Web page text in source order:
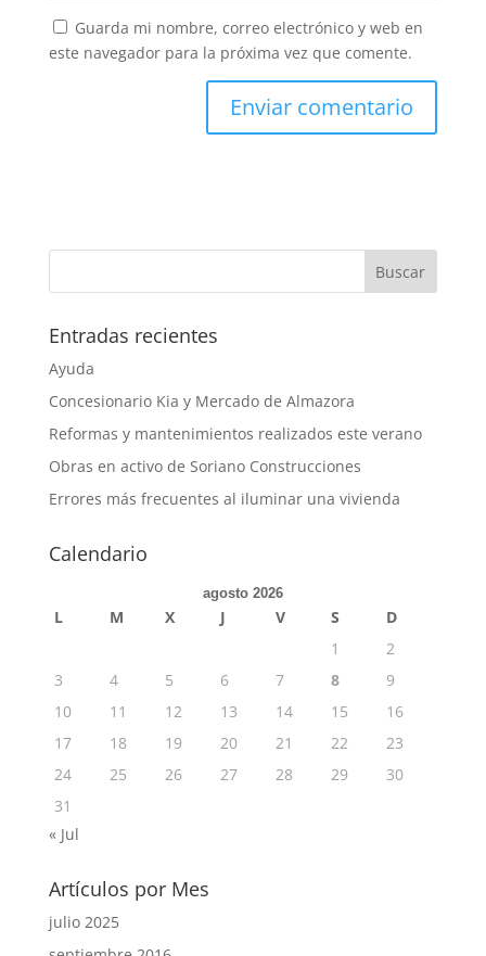
Guarda mi nombre, correo electrónico y web en
este navegador para la próxima vez que comente.
Entradas recientes
Ayuda
Concesionario Kia y Mercado de Almazora
Reformas y mantenimientos realizados este verano
Obras en activo de Soriano Construcciones
Errores más frecuentes al iluminar una vivienda
Calendario
agosto 2026
L M X J V S
D
1
2
3
4 5 6 7 8
9
10
11 12 13 14 15
16
17
18 19 20 21 22
23
24
25 26 27 28 29
30
31
« Jul
Artículos por Mes
julio 2025